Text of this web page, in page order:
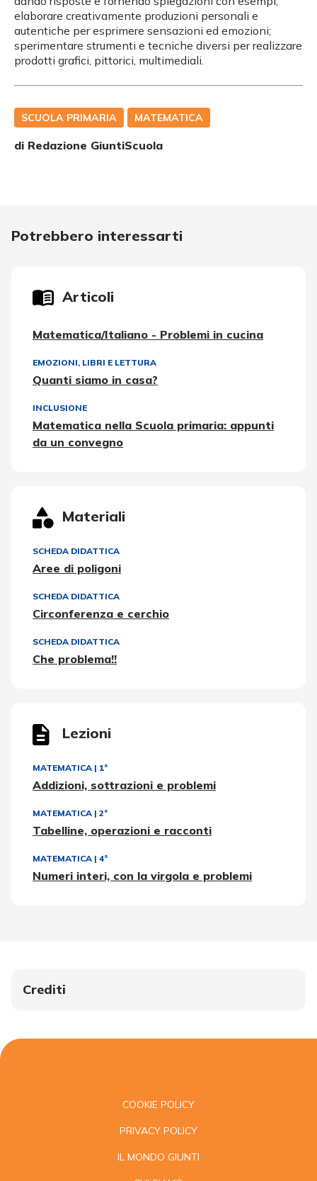
elaborare creativamente produzioni personali e
autentiche per esprimere sensazioni ed emozioni;
sperimentare strumenti e tecniche diversi per realizzare
prodotti grafici, pittorici, multimediali.
SCUOLA PRIMARIA MATEMATICA
di Redazione GiuntiScuola
Potrebbero interessarti
Articoli
Matematica/Italiano - Problemi in cucina
EMOZIONI, LIBRI E LETTURA
Quanti siamo in casa?
INCLUSIONE
Matematica nella Scuola primaria: appunti
da un convegno
Materiali
SCHEDA DIDATTICA
Aree di poligoni
SCHEDA DIDATTICA
Circonferenza e cerchio
SCHEDA DIDATTICA
Che problema!!
Lezioni
MATEMATICA | 1ª
Addizioni, sottrazioni e problemi
MATEMATICA | 2ª
Tabelline, operazioni e racconti
MATEMATICA | 4ª
Numeri interi, con la virgola e problemi
Crediti
COOKIE POLICY
PRIVACY POLICY
IL MONDO GIUNTI